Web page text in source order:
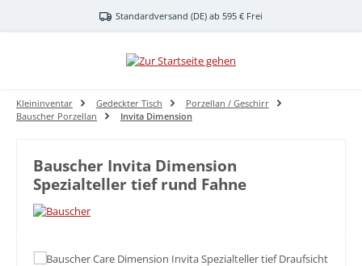
Zum Hauptinhalt springenStandardversand (DE) ab 595 € Frei
Kleininventar Gedeckter Tisch
Porzellan / Geschirr
Bauscher Porzellan
Invita Dimension
Bauscher Invita Dimension
Spezialteller tief rund Fahne
Bildergalerie überspringen